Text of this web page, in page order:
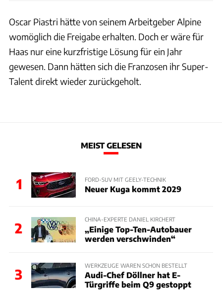
Oscar Piastri hätte von seinem Arbeitgeber Alpine
womöglich die Freigabe erhalten. Doch er wäre für
Haas nur eine kurzfristige Lösung für ein Jahr
gewesen. Dann hätten sich die Franzosen ihr Super-
Talent direkt wieder zurückgeholt.
MEIST GELESEN
1 FORD-SUV MIT GEELY-TECHNIK
Neuer Kuga kommt 2029
2
CHINA-EXPERTE DANIEL KIRCHERT
„Einige Top-Ten-Autobauer
werden verschwinden“
3
WERKZEUGE WAREN SCHON BESTELLT
Audi-Chef Döllner hat E-
Türgriffe beim Q9 gestoppt